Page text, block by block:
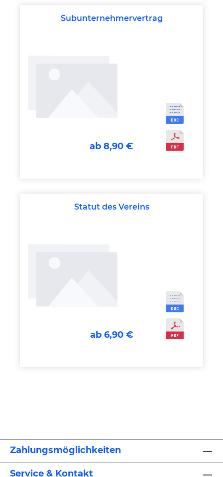
Subunternehmervertrag
ab 8,90 €
Statut des Vereins
ab 6,90 €
Zahlungsmöglichkeiten
Service & Kontakt